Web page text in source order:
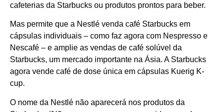
cafeterias da Starbucks ou produtos prontos para beber.
Mas permite que a Nestlé venda café Starbucks em
cápsulas individuais – como faz agora com Nespresso e
Nescafé – e amplie as vendas de café solúvel da
Starbucks, um mercado importante na Ásia. A Starbucks
agora vende café de dose única em cápsulas Kuerig K-
cup.
O nome da Nestlé não aparecerá nos produtos da